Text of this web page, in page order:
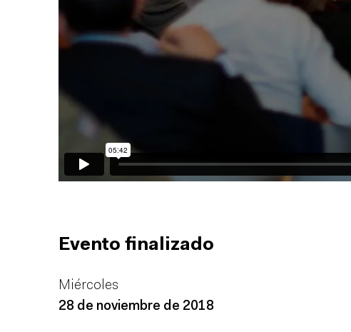
Evento finalizado
Miércoles
28 de noviembre de 2018